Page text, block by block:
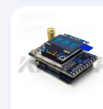
Продукция
О Компании
Наша фабрика